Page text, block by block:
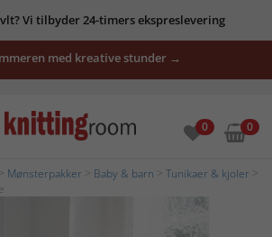
Vi tilbyder 24-timers ekspreslevering
med kreative stunder →
0 0
Mønsterpakker Baby & barn Tunikaer & kjoler